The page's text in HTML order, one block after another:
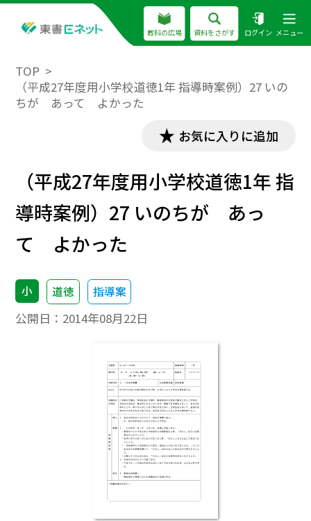
教科の広場 資料をさがす ログイン メニュー
TOP
（平成27年度用小学校道徳1年 指導時案例）27 いの
ちが あって よかった
お気に入りに追加
（平成27年度用小学校道徳1年 指
導時案例）27 いのちが あっ
て よかった
小 道徳 指導案
公開日： 2014年08月22日